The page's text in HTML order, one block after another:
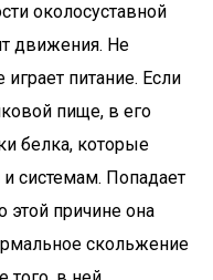
околосуставной
движения. Не
питание. Если
пище, в его
белка, которые
системам. Попадает
этой причине она
скольжение